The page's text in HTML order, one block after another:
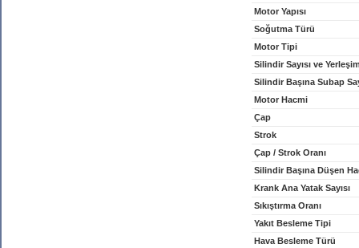
Motor Yapısı
Soğutma Türü
Motor Tipi
Silindir Sayısı ve
Silindir Başına Subap
Motor Hacmi
Çap
Strok
Çap / Strok Oranı
Silindir Başına Düşen
Krank Ana Yatak Sayısı
Sıkıştırma Oranı
Yakıt Besleme Tipi
Hava Besleme Türü